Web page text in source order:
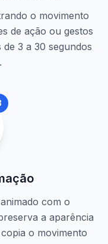
o movimento
de ação ou gestos
3 a 30 segundos
com o
a aparência
o movimento